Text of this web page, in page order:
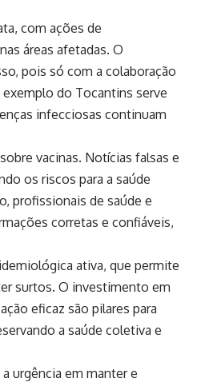
com ações de
áreas afetadas. O
pois só com a colaboração
do Tocantins serve
infecciosas continuam
vacinas. Notícias falsas e
os riscos para a saúde
profissionais de saúde e
corretas e confiáveis,
ativa, que permite
surtos. O investimento em
eficaz são pilares para
a saúde coletiva e
urgência em manter e